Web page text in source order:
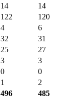
14
14
122
120
4
6
32
31
25
27
3
3
0
0
1
2
496 485